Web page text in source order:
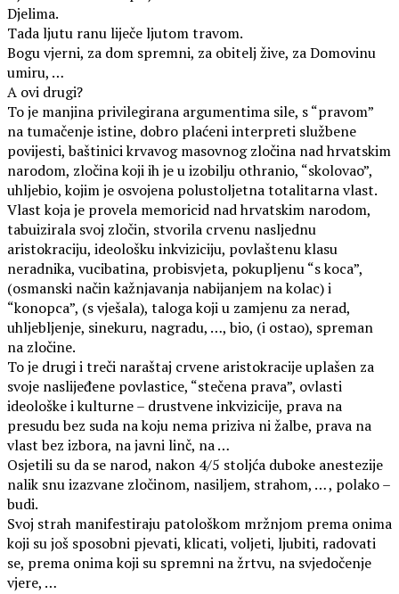
Djelima.
Tada ljutu ranu liječe ljutom travom.
Bogu vjerni, za dom spremni, za obitelj žive, za Domovinu
umiru, …
A ovi drugi?
To je manjina privilegirana argumentima sile, s “pravom”
na tumačenje istine, dobro plaćeni interpreti službene
povijesti, baštinici krvavog masovnog zločina nad hrvatskim
narodom, zločina koji ih je u izobilju othranio, “skolovao”,
uhljebio, kojim je osvojena polustoljetna totalitarna vlast.
Vlast koja je provela memoricid nad hrvatskim narodom,
tabuizirala svoj zločin, stvorila crvenu nasljednu
aristokraciju, ideološku inkviziciju, povlaštenu klasu
neradnika, vucibatina, probisvjeta, pokupljenu “s koca”,
(osmanski način kažnjavanja nabijanjem na kolac) i
“konopca”, (s vješala), taloga koji u zamjenu za nerad,
uhljebljenje, sinekuru, nagradu, …, bio, (i ostao), spreman
na zločine.
To je drugi i treči naraštaj crvene aristokracije uplašen za
svoje naslijeđene povlastice, “stečena prava”, ovlasti
ideološke i kulturne – drustvene inkvizicije, prava na
presudu bez suda na koju nema priziva ni žalbe, prava na
vlast bez izbora, na javni linč, na …
Osjetili su da se narod, nakon 4/5 stoljća duboke anestezije
nalik snu izazvane zločinom, nasiljem, strahom, … , polako –
budi.
Svoj strah manifestiraju patološkom mržnjom prema onima
koji su još sposobni pjevati, klicati, voljeti, ljubiti, radovati
se, prema onima koji su spremni na žrtvu, na svjedočenje
vjere, …